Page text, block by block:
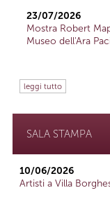
23/07/2026
Mostra Robert
Museo dell'Ara
leggi tutto
SALA STAMPA
10/06/2026
Artisti a Villa